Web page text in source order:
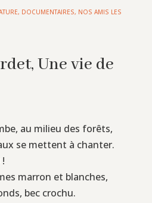
, DOCUMENTAIRES, NOS AMIS LES
Une vie de
au milieu des forêts,
se mettent à chanter.
!
marron et blanches,
bec crochu.